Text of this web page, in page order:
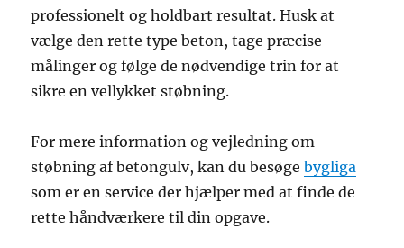
professionelt og holdbart resultat. Husk at
vælge den rette type beton, tage præcise
målinger og følge de nødvendige trin for at
sikre en vellykket støbning.
For mere information og vejledning om
støbning af betongulv, kan du besøgebygliga
som er en service der hjælper med at finde de
rette håndværkere til din opgave.